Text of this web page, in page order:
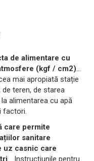
de alimentare cu
(kgf / cm2)...
mai apropiată stație
teren, de starea
alimentarea cu apă
factori.
care permite
sanitare
uz casnic care